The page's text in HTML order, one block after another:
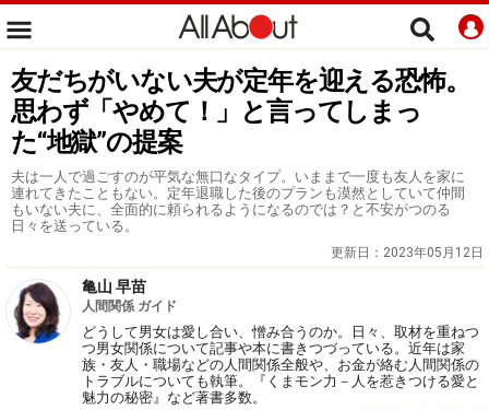
友だちがいない夫が定年を迎える恐怖。
思わず「やめて！」と言ってしまっ
た“地獄”の提案
夫は一人で過ごすのが平気な無口なタイプ。いままで一度も友人を家に
連れてきたこともない。定年退職した後のプランも漠然としていて仲間
もいない夫に、全面的に頼られるようになるのでは？と不安がつのる
日々を送っている。
更新日： 2023年05月12日
亀山 早苗
人間関係 ガイド
どうして男女は愛し合い、憎み合うのか。日々、取材を重ねつ
つ男女関係について記事や本に書きつづっている。近年は家
族・友人・職場などの人間関係全般や、お金が絡む人間関係の
トラブルについても執筆。『くまモン力－人を惹きつける愛と
魅力の秘密』など著書多数。